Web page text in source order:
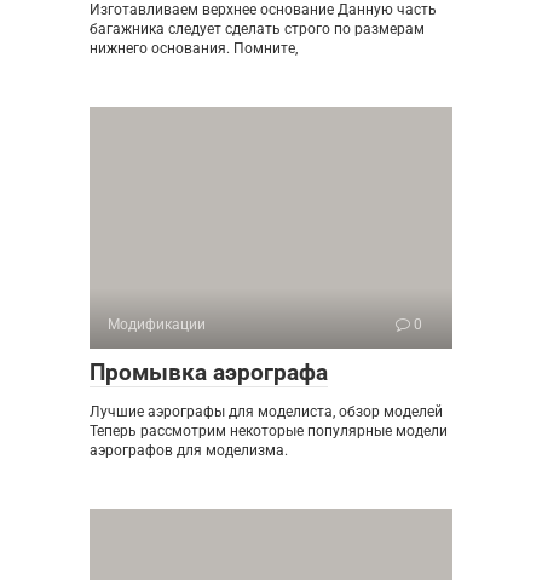
Изготавливаем верхнее основание Данную часть
багажника следует сделать строго по размерам
нижнего основания. Помните,
Модификации 0
Промывка аэрографа
Лучшие аэрографы для моделиста, обзор моделей
Теперь рассмотрим некоторые популярные модели
аэрографов для моделизма.